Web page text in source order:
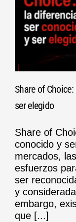
Share of
ser elegido
Share of
conocido y
mercados,
esfuerzos
ser
y
embargo,
que [...]